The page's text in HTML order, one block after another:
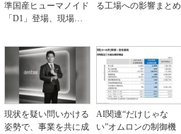
準国産ヒューマノイド
「D1」登場、現場稼
る工場への影響まとめ
現状を疑い問いかける
姿勢で、事業を共に成
AI関連“だけじゃな
い”オムロンの制御機